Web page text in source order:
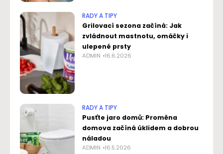
RADY A TIPY
Grilovací sezona začíná: Jak
zvládnout mastnotu, omáčky i
ulepené prsty
ADMIN 16.6.2026
RADY A TIPY
Pusťte jaro domů: Proměna
domova začíná úklidem a dobrou
náladou
ADMIN 16.5.2026